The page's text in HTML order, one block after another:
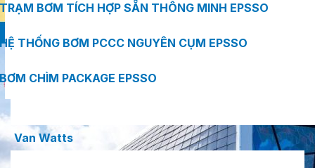
TRẠM BƠM TÍCH HỢP SẴN THÔNG MINH EPSSO
HỆ THỐNG BƠM PCCC NGUYÊN CỤM EPSSO
BƠM CHÌM PACKAGE EPSSO
Van Watts